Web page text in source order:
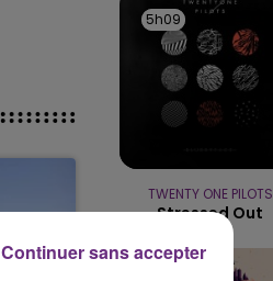
10h00 - 14h00
LE TICKET DE CAISSE
5h09
5h09
TWENTY ONE PILOTS
Stressed Out
Continuer sans accepter